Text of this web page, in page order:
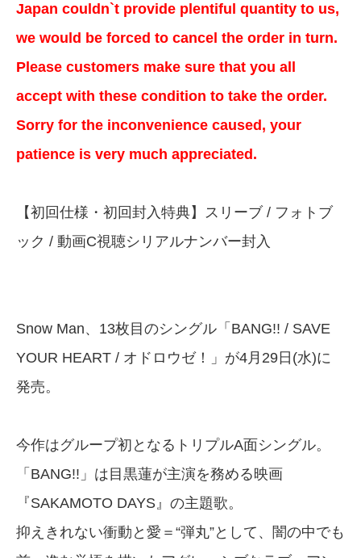
Japan couldn`t provide plentiful quantity to us,
we would be forced to cancel the order in turn.
Please customers make sure that you all
accept with these condition to take the order.
Sorry for the inconvenience caused, your
patience is very much appreciated.
【初回仕様・初回封入特典】スリーブ / フォトブ
ック / 動画C視聴シリアルナンバー封入
Snow Man、13枚目のシングル「BANG!! / SAVE
YOUR HEART / オドロウゼ！」が4月29日(水)に
発売。
今作はグループ初となるトリプルA面シングル。
「BANG!!」は目黒蓮が主演を務める映画
『SAKAMOTO DAYS』の主題歌。
抑えきれない衝動と愛＝“弾丸”として、闇の中でも